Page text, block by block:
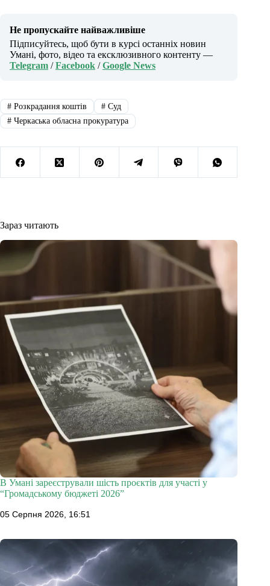
Не пропускайте найважливіше
Підписуйтесь, щоб бути в курсі останніх новин
Умані, фото, відео та ексклюзивного контенту —
Telegram /Facebook /Google News
#Розкрадання коштів #Суд
#Черкаська обласна прокуратура
Зараз читають
В Умані зареєстрували шість проєктів для участі у
“Громадському бюджеті 2026”
05 Серпня 2026, 16:51